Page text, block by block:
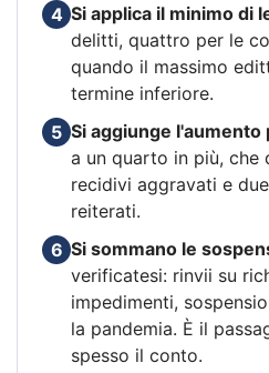
4 Si applica il minimo di
delitti, quattro per le
quando il massimo
termine inferiore.
5 Si aggiunge
a un quarto in più, che
recidivi aggravati e
reiterati.
6 Si sommano le
verificatesi: rinvii su
impedimenti,
la pandemia. È il
spesso il conto.